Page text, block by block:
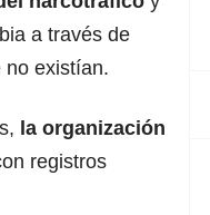
a través de
no existían.
la organización
registros